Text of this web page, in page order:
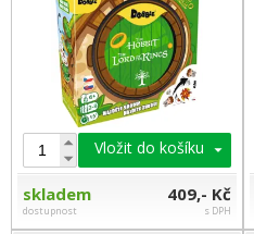
Vložit do košíku
skladem
dostupnost
409,- Kč
s DPH